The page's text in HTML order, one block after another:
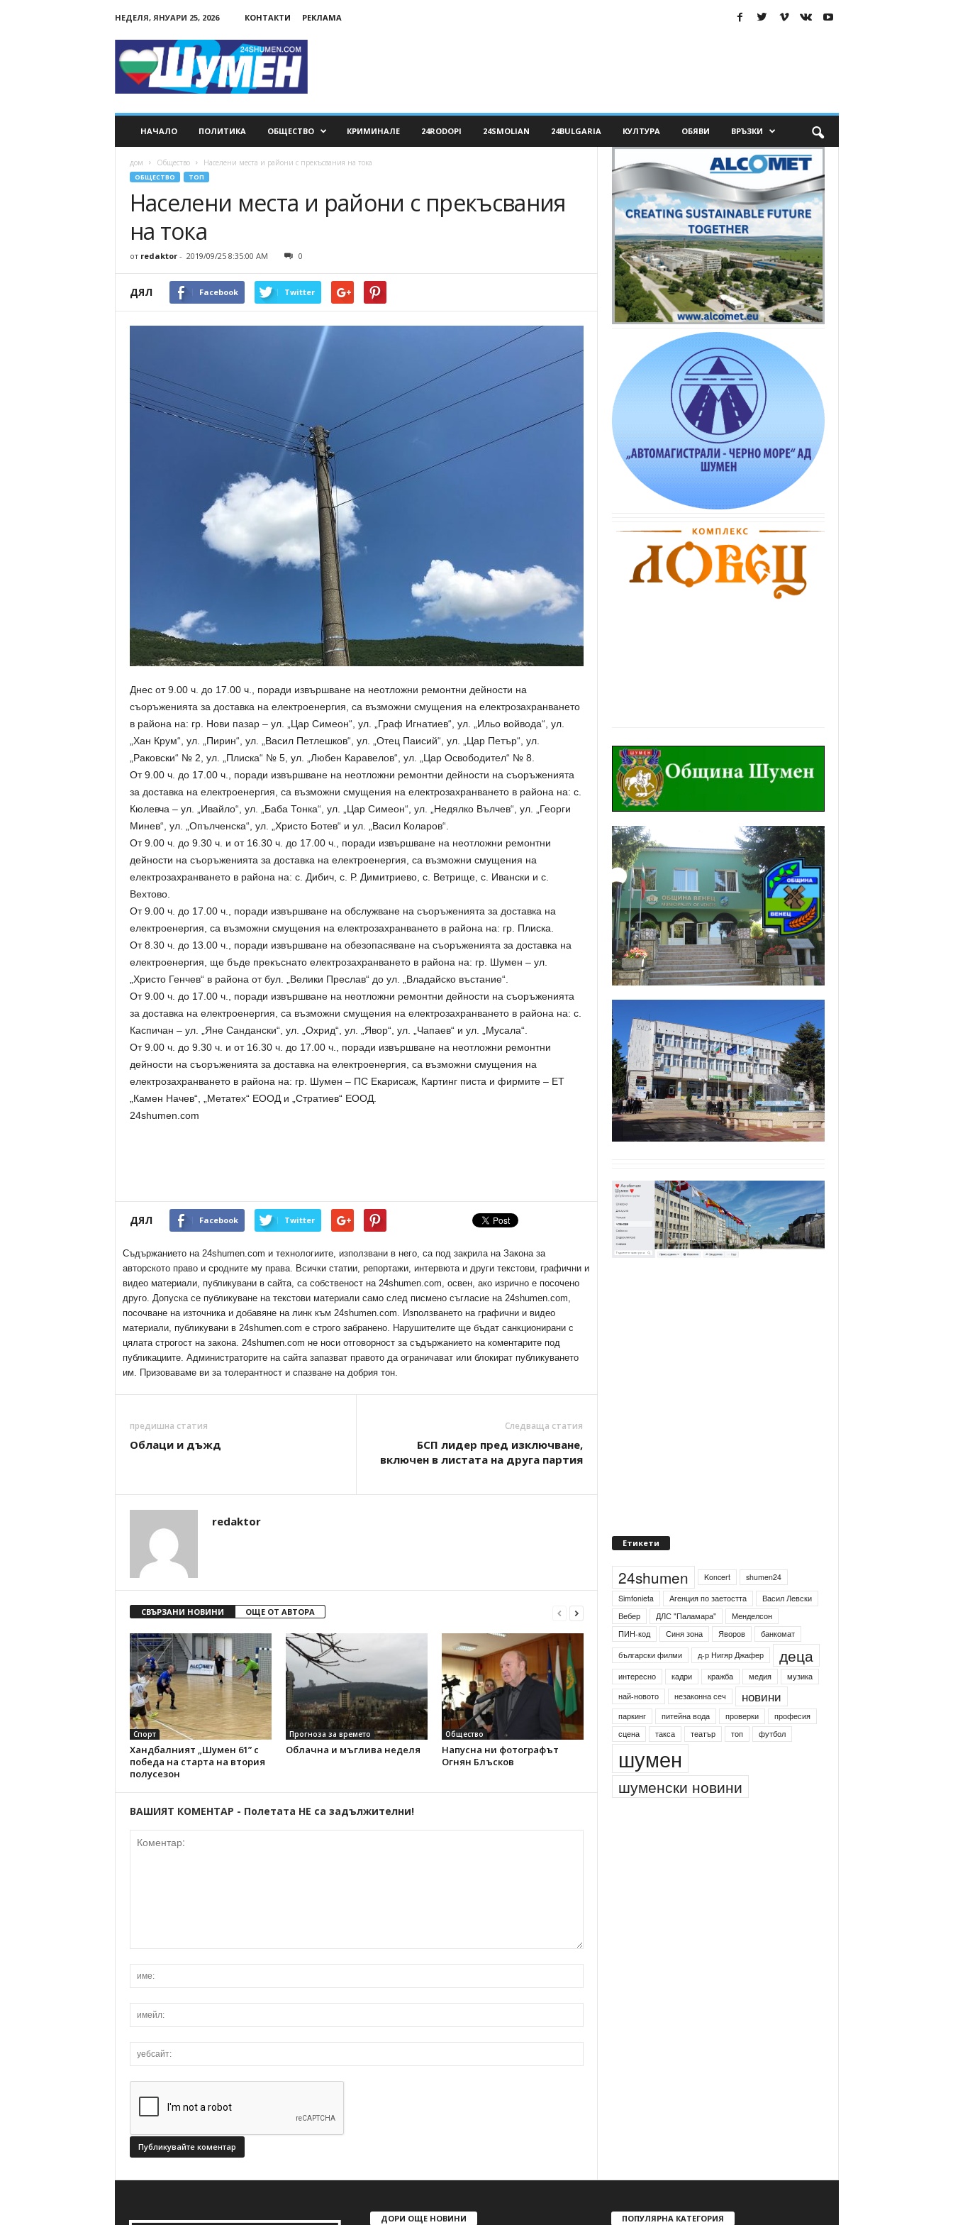
НЕДЕЛЯ, ЯНУАРИ 25, 2026 КОНТАКТИ РЕКЛАМА
НАЧАЛО ПОЛИТИКА ОБЩЕСТВО КРИМИНАЛЕ 24RODOPI 24SMOLIAN 24BULGARIA КУЛТУРА ОБЯВИ ВРЪЗКИ
дом Общество Населени места и райони с прекъсвания на тока
ОБЩЕСТВО ТОП
Населени места и райони с прекъсвания
на тока
от redaktor- 2019/09/25 8:35:00 AM 0
ДЯЛ Facebook Twitter
Днес от 9.00 ч. до 17.00 ч., поради извършване на неотложни ремонтни дейности на
съоръженията за доставка на електроенергия, са възможни смущения на електрозахранването
в района на: гр. Нови пазар – ул. „Цар Симеон“, ул. „Граф Игнатиев“, ул. „Ильо войвода“, ул.
„Хан Крум“, ул. „Пирин“, ул. „Васил Петлешков“, ул. „Отец Паисий“, ул. „Цар Петър“, ул.
„Раковски“ № 2, ул. „Плиска“ № 5, ул. „Любен Каравелов“, ул. „Цар Освободител“ № 8.
От 9.00 ч. до 17.00 ч., поради извършване на неотложни ремонтни дейности на съоръженията
за доставка на електроенергия, са възможни смущения на електрозахранването в района на: с.
Кюлевча – ул. „Ивайло“, ул. „Баба Тонка“, ул. „Цар Симеон“, ул. „Недялко Вълчев“, ул. „Георги
Минев“, ул. „Опълченска“, ул. „Христо Ботев“ и ул. „Васил Коларов“.
От 9.00 ч. до 9.30 ч. и от 16.30 ч. до 17.00 ч., поради извършване на неотложни ремонтни
дейности на съоръженията за доставка на електроенергия, са възможни смущения на
електрозахранването в района на: с. Дибич, с. Р. Димитриево, с. Ветрище, с. Ивански и с.
Вехтово.
От 9.00 ч. до 17.00 ч., поради извършване на обслужване на съоръженията за доставка на
електроенергия, са възможни смущения на електрозахранването в района на: гр. Плиска.
От 8.30 ч. до 13.00 ч., поради извършване на обезопасяване на съоръженията за доставка на
електроенергия, ще бъде прекъснато електрозахранването в района на: гр. Шумен – ул.
„Христо Генчев“ в района от бул. „Велики Преслав“ до ул. „Владайско въстание“.
От 9.00 ч. до 17.00 ч., поради извършване на неотложни ремонтни дейности на съоръженията
за доставка на електроенергия, са възможни смущения на електрозахранването в района на: с.
Каспичан – ул. „Яне Сандански“, ул. „Охрид“, ул. „Явор“, ул. „Чапаев“ и ул. „Мусала“.
От 9.00 ч. до 9.30 ч. и от 16.30 ч. до 17.00 ч., поради извършване на неотложни ремонтни
дейности на съоръженията за доставка на електроенергия, са възможни смущения на
електрозахранването в района на: гр. Шумен – ПС Екарисаж, Картинг писта и фирмите – ЕТ
„Камен Начев“, „Метатех“ ЕООД и „Стратиев“ ЕООД.
24shumen.com
ДЯЛ Facebook Twitter
Съдържанието на 24shumen.com и технологиите, използвани в него, са под закрила на Закона за
авторското право и сродните му права. Всички статии, репортажи, интервюта и други текстови, графични и
видео материали, публикувани в сайта, са собственост на 24shumen.com, освен, ако изрично е посочено
друго. Допуска се публикуване на текстови материали само след писмено съгласие на 24shumen.com,
посочване на източника и добавяне на линк към 24shumen.com. Използването на графични и видео
материали, публикувани в 24shumen.com е строго забранено. Нарушителите ще бъдат санкционирани с
цялата строгост на закона. 24shumen.com не носи отговорност за съдържанието на коментарите под
публикациите. Администраторите на сайта запазват правото да ограничават или блокират публикуването
им. Призоваваме ви за толерантност и спазване на добрия тон.
предишна статия
Облаци и дъжд
Следваща статия
БСП лидер пред изключване,
включен в листата на друга партия
redaktor
СВЪРЗАНИ НОВИНИ ОЩЕ ОТ АВТОРА
Спорт
Хандбалният „Шумен 61” с
победа на старта на втория
полусезон
Прогноза за времето
Облачна и мъглива неделя
Общество
Напусна ни фотографът
Огнян Блъсков
ВАШИЯТ КОМЕНТАР - Полетата НЕ са задължителни!
Етикети
24shumen Koncert
shumen24
Simfonieta
Агенция по заетостта
Васил Левски
Вебер
ДЛС "Паламара"
Менделсон
ПИН-код
Синя зона Яворов
банкомат
български филми
д-р Нигяр Джафер деца
интересно кадри кражба медия
музика
най-новото
незаконна сеч новини
паркинг питейна вода проверки
професия
сцена
такса театър топ футбол
шумен
шуменски новини
ДОРИ ОЩЕ НОВИНИ ПОПУЛЯРНА КАТЕГОРИЯ